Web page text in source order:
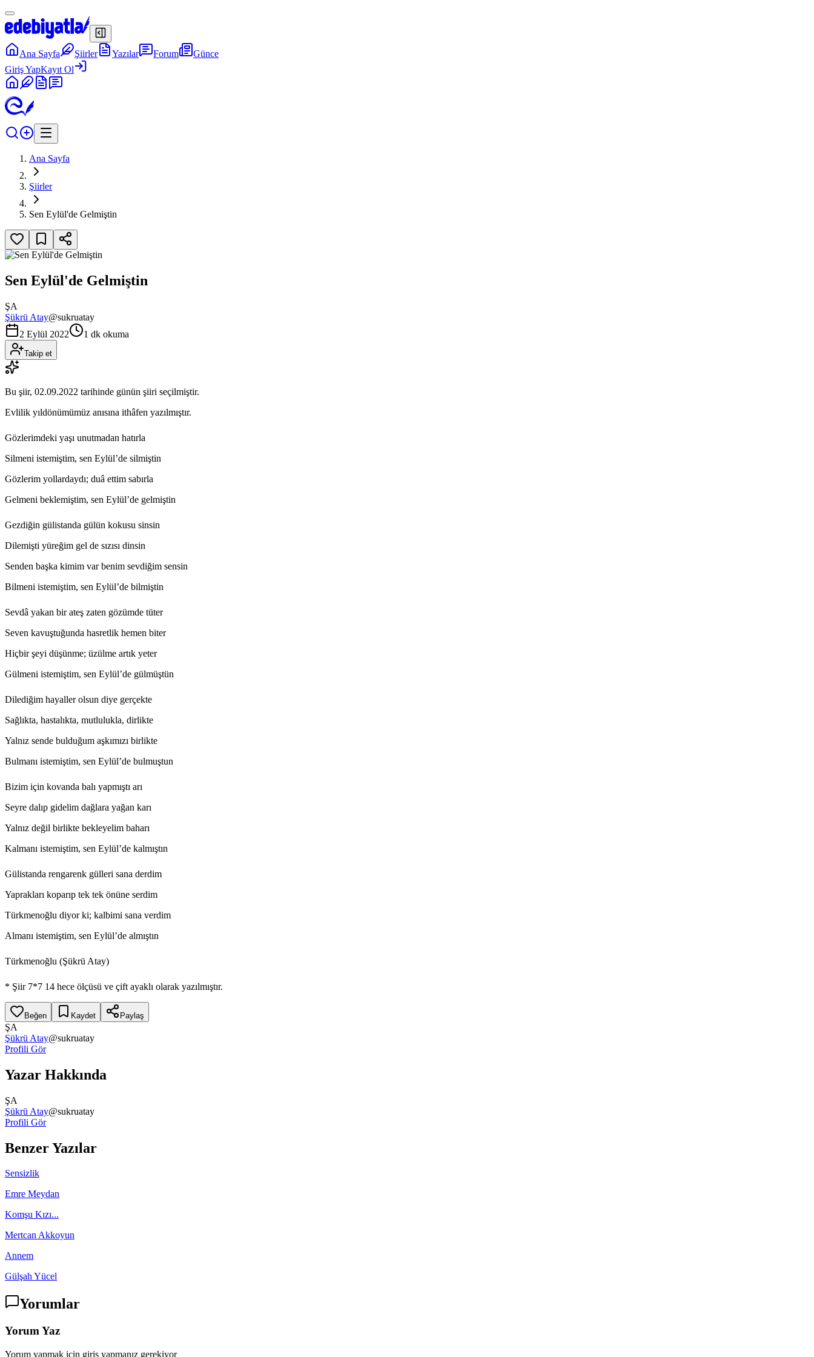
Ana Sayfa Şiirler Yazılar Forum
Günce
Giriş YapKayıt Ol
Ana Sayfa
Şiirler
Sen Eylül'de Gelmiştin
Sen Eylül'de Gelmiştin
ŞA
Şükrü Atay@sukruatay
2 Eylül 2022
1 dk okuma
Takip et
Bu şiir, 02.09.2022 tarihinde günün şiiri seçilmiştir.
Evlilik yıldönümümüz anısına ithâfen yazılmıştır.
Gözlerimdeki yaşı unutmadan hatırla
Silmeni istemiştim, sen Eylül’de silmiştin
Gözlerim yollardaydı; duâ ettim sabırla
Gelmeni beklemiştim, sen Eylül’de gelmiştin
Gezdiğin gülistanda gülün kokusu sinsin
Dilemişti yüreğim gel de sızısı dinsin
Senden başka kimim var benim sevdiğim sensin
Bilmeni istemiştim, sen Eylül’de bilmiştin
Sevdâ yakan bir ateş zaten gözümde tüter
Seven kavuştuğunda hasretlik hemen biter
Hiçbir şeyi düşünme; üzülme artık yeter
Gülmeni istemiştim, sen Eylül’de gülmüştün
Dilediğim hayaller olsun diye gerçekte
Sağlıkta, hastalıkta, mutlulukla, dirlikte
Yalnız sende bulduğum aşkımızı birlikte
Bulmanı istemiştim, sen Eylül’de bulmuştun
Bizim için kovanda balı yapmıştı arı
Seyre dalıp gidelim dağlara yağan karı
Yalnız değil birlikte bekleyelim baharı
Kalmanı istemiştim, sen Eylül’de kalmıştın
Gülistanda rengarenk gülleri sana derdim
Yaprakları koparıp tek tek önüne serdim
Türkmenoğlu diyor ki; kalbimi sana verdim
Almanı istemiştim, sen Eylül’de almıştın
Türkmenoğlu (Şükrü Atay)
* Şiir 7*7 14 hece ölçüsü ve çift ayaklı olarak yazılmıştır.
Beğen Kaydet Paylaş
ŞA
Şükrü Atay@sukruatay
Profili Gör
Yazar Hakkında
ŞA
Şükrü Atay@sukruatay
Profili Gör
Benzer Yazılar
Sensizlik
Emre Meydan
Komşu Kızı...
Mertcan Akkoyun
Annem
Gülşah Yücel
Yorumlar
Yorum Yaz
Yorum yapmak için giriş yapmanız gerekiyor